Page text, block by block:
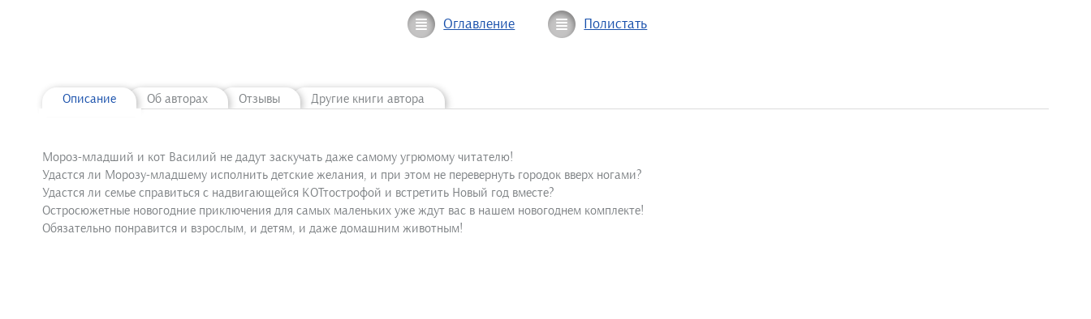
Оглавление Полистать
Описание Об авторах Отзывы Другие книги автора
Мороз-младший и кот Василий не дадут заскучать даже самому угрюмому читателю!
Удастся ли Морозу-младшему исполнить детские желания, и при этом не перевернуть городок вверх ногами?
Удастся ли семье справиться с надвигающейся КОТтострофой и встретить Новый год вместе?
Остросюжетные новогодние приключения для самых маленьких уже ждут вас в нашем новогоднем комплекте!
Обязательно понравится и взрослым, и детям, и даже домашним животным!